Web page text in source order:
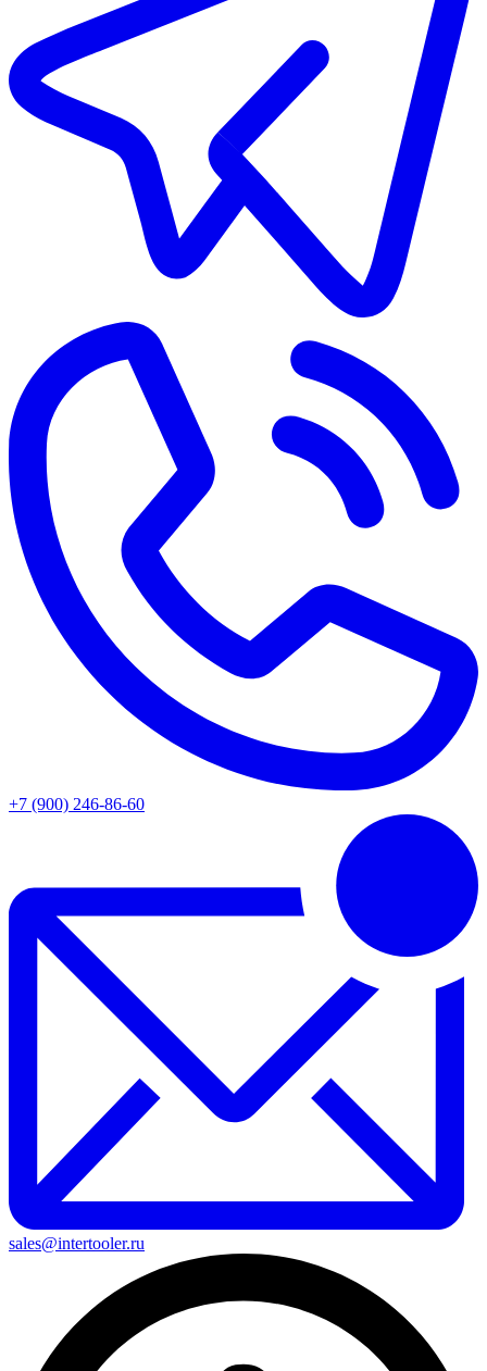
+7 (900) 246-86-60
sales@intertooler.ru